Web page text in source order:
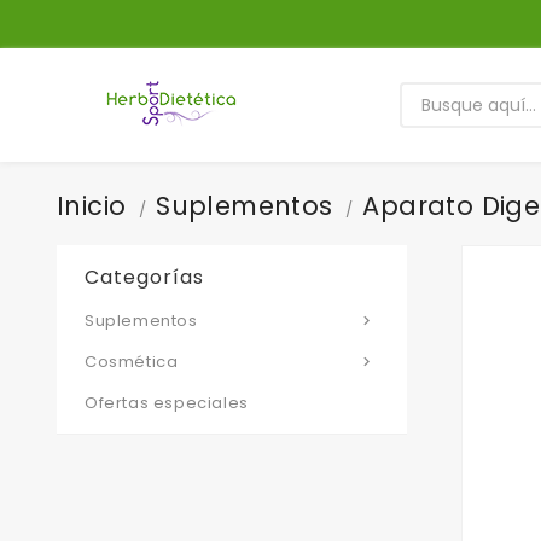
Inicio Suplementos Aparato
Categorías

Suplementos

Cosmética
Ofertas especiales